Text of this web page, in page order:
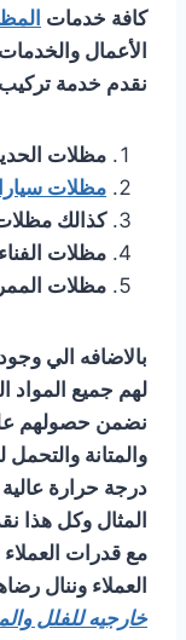
كافة خدمات
الأعمال
نقدم خدمة تركيب
مظلات
مظلات
كذالك
مظلات الفناء
مظلات الممر
بالاضافه الي
لهم جميع المواد
نضمن حصولهم
والمتانة
درجة حرارة
المثال وكل هذا
مع قدرات
العملاء وننال
خارجيه للفلل